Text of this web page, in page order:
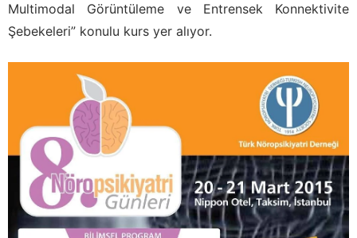
Multimodal Görüntüleme ve Entrensek Konnektivite
Şebekeleri” konulu kurs yer alıyor.